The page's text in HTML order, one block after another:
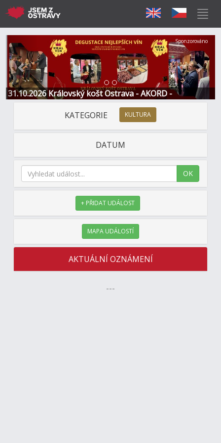
31.10.2026 Královský košt Ostrava - AKORD -
Restaurace a Hotel
Předchozí Další
Sponzorováno
KATEGORIE KULTURA
DATUM
OK
+ PŘIDAT UDÁLOST
MAPA UDÁLOSTÍ
AKTUÁLNÍ OZNÁMENÍ
---